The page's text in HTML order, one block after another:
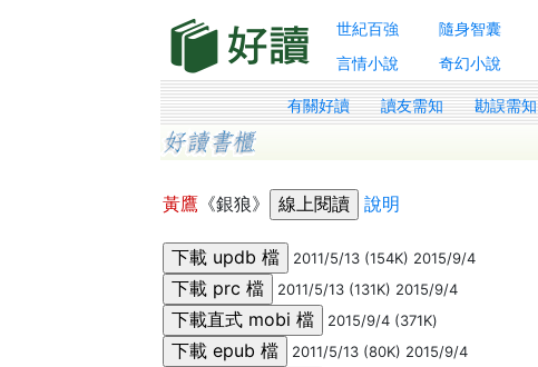
世紀百強 隨身智囊
言情小說
奇幻小說
有關好讀 讀友需知 勘誤需知
黃鷹 《銀狼》 說明
2011/5/13 (154K) 2015/9/4
2011/5/13 (131K) 2015/9/4
2015/9/4 (371K)
2011/5/13 (80K) 2015/9/4